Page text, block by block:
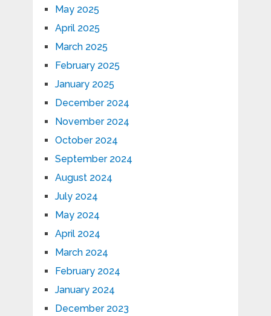
May 2025
April 2025
March 2025
February 2025
January 2025
December 2024
November 2024
October 2024
September 2024
August 2024
July 2024
May 2024
April 2024
March 2024
February 2024
January 2024
December 2023